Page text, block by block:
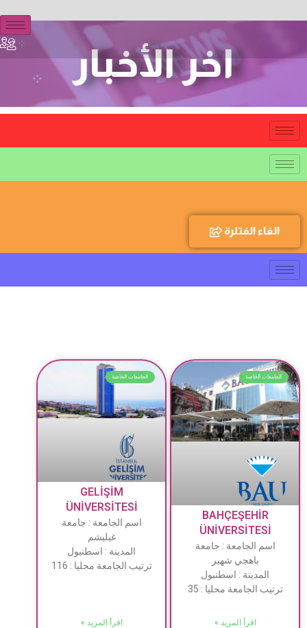
اخر الأخبار
الغاء الفتلرة
الجامعات الخاصة
BAHÇEŞEHİR
ÜNİVERSİTESİ
اسم الجامعة : جامعة
باهجي شهير
المدينة : اسطنبول
ترتيب الجامعة محليا : 35
اقرأ المزيد »
الجامعات الخاصة
GELİŞİM
ÜNİVERSİTESİ
اسم الجامعة : جامعة
غيليشم
المدينة : اسطنبول
ترتيب الجامعة محليا : 116
اقرأ المزيد »